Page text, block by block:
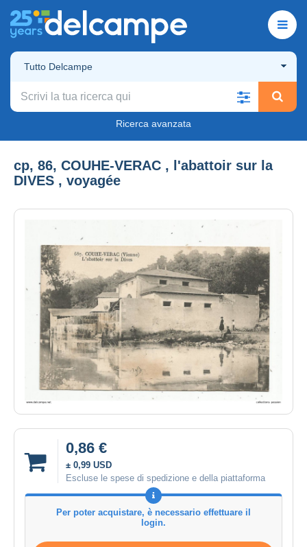
Tutto Delcampe
Ricerca avanzata
cp, 86, COUHE-VERAC , l'abattoir sur la
DIVES , voyagée
0,86 €
± 0,99 USD
Escluse le spese di spedizione e della piattaforma
Per poter acquistare, è necessario effettuare il
login.